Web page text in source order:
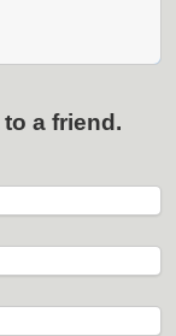
to a friend.